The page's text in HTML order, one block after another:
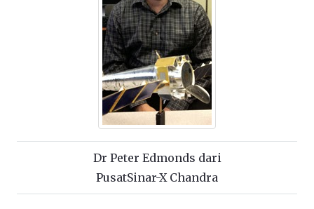
Dr Peter Edmonds dari
PusatSinar-X Chandra